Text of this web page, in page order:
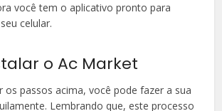
você tem o aplicativo pronto para
celular.
o Ac Market
os passos acima, você pode fazer a sua
Lembrando que, este processo